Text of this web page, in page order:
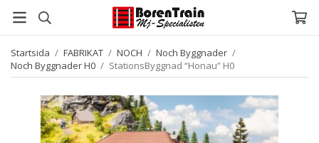
Startsida / FABRIKAT / NOCH / Noch Byggnader /
Noch Byggnader H0 / StationsByggnad “Honau” H0